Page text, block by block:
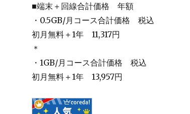
■端末＋回線合計価格 年額
・0.5GB/月コース合計価格 税込
初月無料＋1年 11,317円
＊
・1GB/月コース合計価格 税込
初月無料＋1年 13,957円